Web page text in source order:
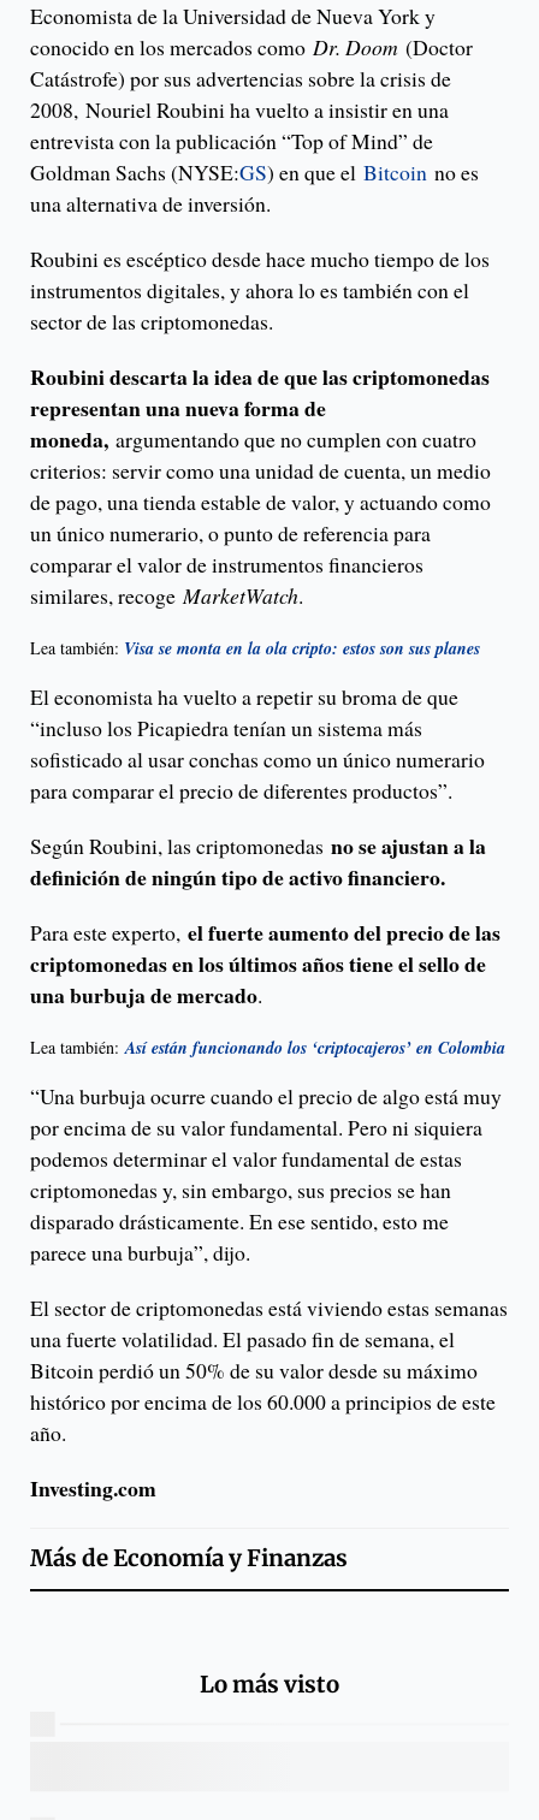
Economista de la Universidad de Nueva York y
conocido en los mercados como Dr. Doom (Doctor
Catástrofe) por sus advertencias sobre la crisis de
2008, Nouriel Roubini ha vuelto a insistir en una
entrevista con la publicación “Top of Mind” de
Goldman Sachs (NYSE:GS) en que el Bitcoin no es
una alternativa de inversión.
Roubini es escéptico desde hace mucho tiempo de los
instrumentos digitales, y ahora lo es también con el
sector de las criptomonedas.
Roubini descarta la idea de que las criptomonedas
representan una nueva forma de
moneda, argumentando que no cumplen con cuatro
criterios: servir como una unidad de cuenta, un medio
de pago, una tienda estable de valor, y actuando como
un único numerario, o punto de referencia para
comparar el valor de instrumentos financieros
similares, recogeMarketWatch.
Lea también: Visa se monta en la ola cripto: estos son sus planes
El economista ha vuelto a repetir su broma de que
“incluso los Picapiedra tenían un sistema más
sofisticado al usar conchas como un único numerario
para comparar el precio de diferentes productos”.
Según Roubini, las criptomonedas no se ajustan a la
definición de ningún tipo de activo financiero.
Para este experto, el fuerte aumento del precio de las
criptomonedas en los últimos años tiene el sello de
una burbuja de mercado.
Lea también:Así están funcionando los ‘criptocajeros’ en Colombia
“Una burbuja ocurre cuando el precio de algo está muy
por encima de su valor fundamental. Pero ni siquiera
podemos determinar el valor fundamental de estas
criptomonedas y, sin embargo, sus precios se han
disparado drásticamente. En ese sentido, esto me
parece una burbuja”, dijo.
El sector de criptomonedas está viviendo estas semanas
una fuerte volatilidad. El pasado fin de semana, el
Bitcoin perdió un 50% de su valor desde su máximo
histórico por encima de los 60.000 a principios de este
año.
Investing.com
Más deEconomía y Finanzas
Lo más visto